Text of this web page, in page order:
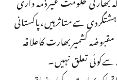
سےمتاثرہیں،پاکستانی
کشمیربھارت کاعلاقہ
سےکوئی تعلق نہیں۔